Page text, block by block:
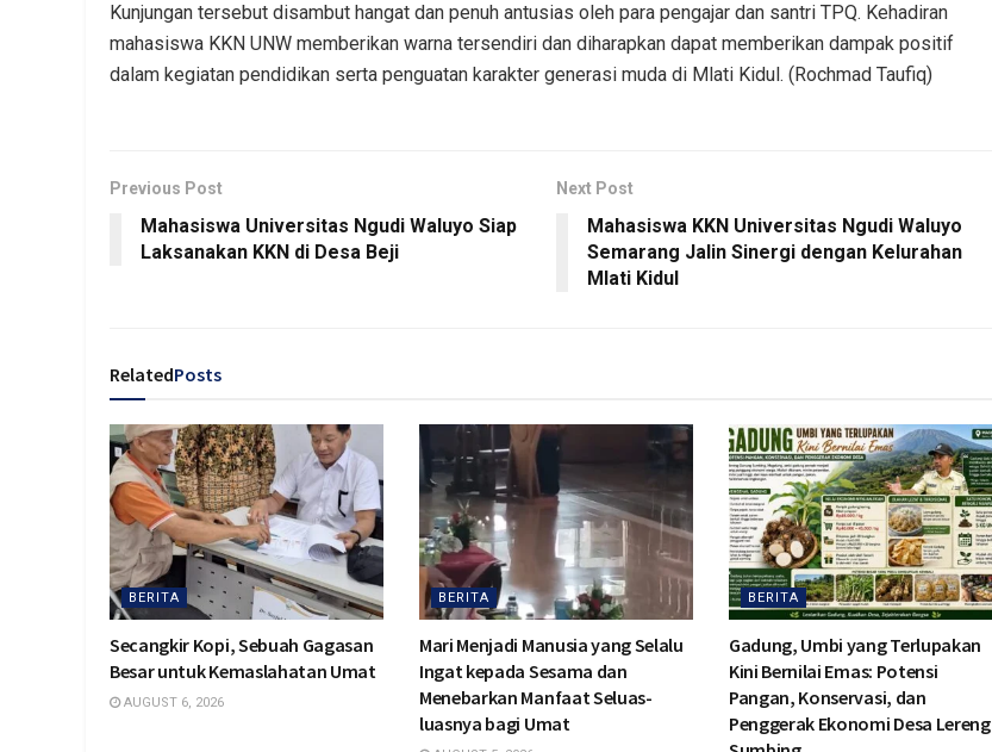
Kunjungan tersebut disambut hangat dan penuh antusias oleh para pengajar dan santri TPQ. Kehadiran
mahasiswa KKN UNW memberikan warna tersendiri dan diharapkan dapat memberikan dampak positif
dalam kegiatan pendidikan serta penguatan karakter generasi muda di Mlati Kidul. (Rochmad Taufiq)
Previous Post
Mahasiswa Universitas Ngudi Waluyo Siap
Laksanakan KKN di Desa Beji
Next Post
Mahasiswa KKN Universitas Ngudi Waluyo
Semarang Jalin Sinergi dengan Kelurahan
Mlati Kidul
RelatedPosts
BERITA
Secangkir Kopi, Sebuah Gagasan
Besar untuk Kemaslahatan Umat
AUGUST 6, 2026
BERITA
Mari Menjadi Manusia yang Selalu
Ingat kepada Sesama dan
Menebarkan Manfaat Seluas-
luasnya bagi Umat
BERITA
Gadung, Umbi yang Terlupakan
Kini Bernilai Emas: Potensi
Pangan, Konservasi, dan
Penggerak Ekonomi Desa Lereng